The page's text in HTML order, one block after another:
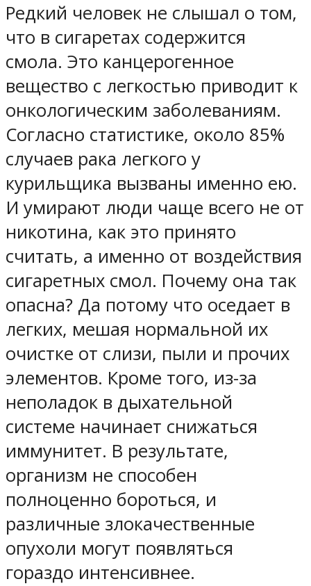
Редкий человек не слышал о том,
что в сигаретах содержится
смола. Это канцерогенное
вещество с легкостью приводит к
онкологическим заболеваниям.
Согласно статистике, около 85%
случаев рака легкого у
курильщика вызваны именно ею.
И умирают люди чаще всего не от
никотина, как это принято
считать, а именно от воздействия
сигаретных смол. Почему она так
опасна? Да потому что оседает в
легких, мешая нормальной их
очистке от слизи, пыли и прочих
элементов. Кроме того, из-за
неполадок в дыхательной
системе начинает снижаться
иммунитет. В результате,
организм не способен
полноценно бороться, и
различные злокачественные
опухоли могут появляться
гораздо интенсивнее.